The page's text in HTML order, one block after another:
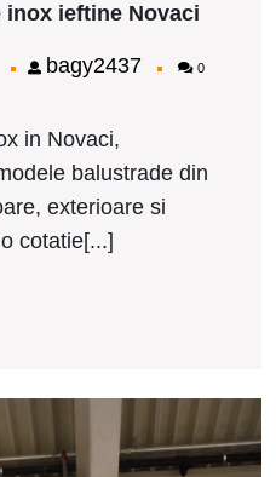
inox ieftine Novaci
inox
bagy2437bagy2437
0
in Novaci,
balustrade din
exterioare si
cotatie[...]